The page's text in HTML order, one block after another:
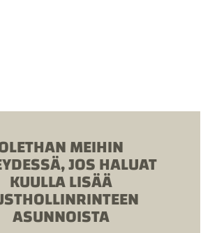
MEIHIN
JOS HALUAT
KUULLA LISÄÄ
ASUNNOISTA